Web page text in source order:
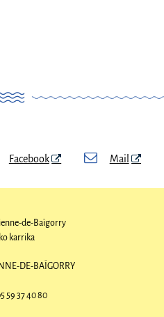
Facebook Mail
de-Baïgorry
karrika
DE-BAÏGORRY
59 37 40 80